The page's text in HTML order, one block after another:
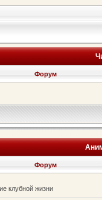
Форум
Форум
клубной жизни